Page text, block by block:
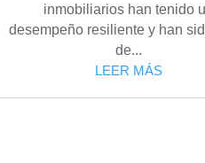
inmobiliarios han tenido
desempeño resiliente y han
de...
LEER MÁS